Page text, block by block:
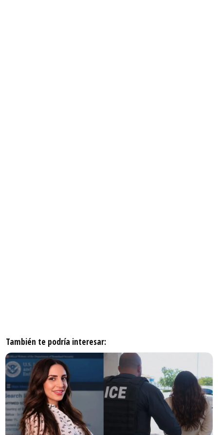
También te podría interesar: